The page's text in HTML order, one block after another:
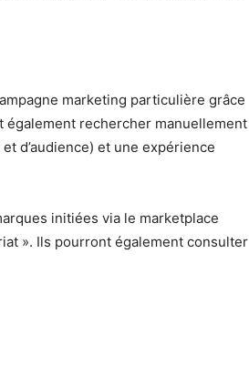
marketing particulière grâce
également rechercher manuellement
d’audience) et une expérience
initiées via le marketplace
». Ils pourront également consulter